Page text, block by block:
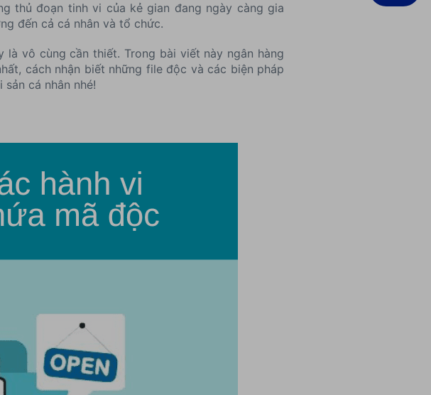
thủ đoạn tinh vi của kẻ gian đang ngày càng gia
đến cả cá nhân và tổ chức.
vô cùng cần thiết. Trong bài viết này ngân hàng
cách nhận biết những file độc và các biện pháp
cá nhân nhé!
Mở